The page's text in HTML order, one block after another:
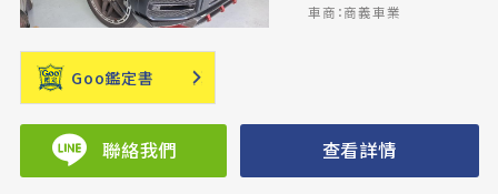
車商：商義車業
Goo鑑定書
聯絡我們 查看詳情